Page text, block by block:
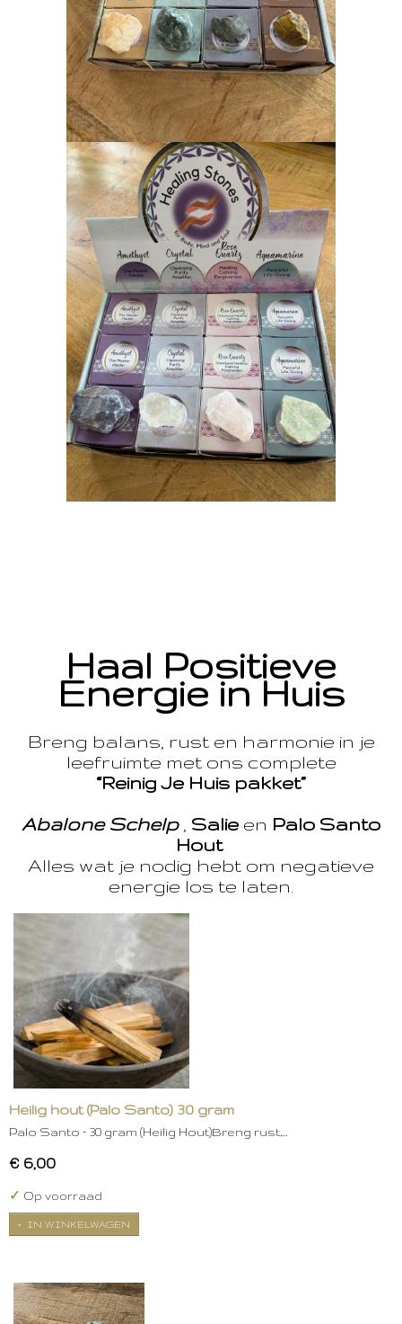
Haal Positieve
Energie in Huis
Breng balans, rust en harmonie in je
leefruimte met ons complete
“Reinig Je Huis pakket”
Abalone Schelp, Salie en Palo Santo
Hout
Alles wat je nodig hebt om negatieve
energie los te laten.
Heilig hout (Palo Santo) 30 gram
Palo Santo – 30 gram (Heilig Hout)Breng rust,…
€ 6,00
✓ Op voorraad
IN WINKELWAGEN